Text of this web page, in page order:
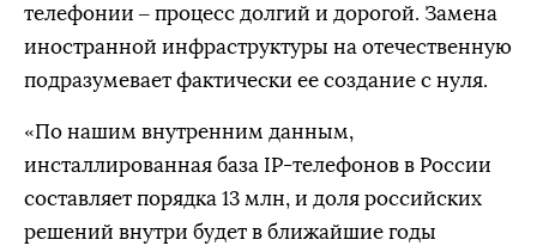
телефонии – процесс долгий и дорогой. Замена
иностранной инфраструктуры на отечественную
подразумевает фактически ее создание с нуля.
«По нашим внутренним данным,
инсталлированная база IP-телефонов в России
составляет порядка 13 млн, и доля российских
решений внутри будет в ближайшие годы